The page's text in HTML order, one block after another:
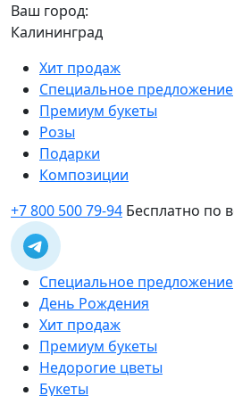
Ваш город:
Калининград
Хит продаж
Специальное предложение
Премиум букеты
Розы
Подарки
Композиции
+7 800 500 79-94 Бесплатно по
Специальное предложение
День Рождения
Хит продаж
Премиум букеты
Недорогие цветы
Букеты